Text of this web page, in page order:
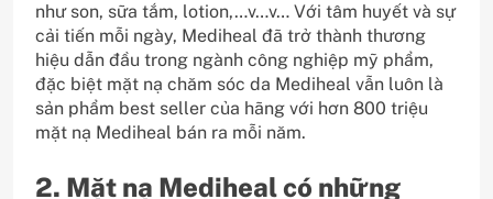
như son, sữa tắm, lotion,…v…v… Với tâm huyết và sự
cải tiến mỗi ngày, Mediheal đã trở thành thương
hiệu dẫn đầu trong ngành công nghiệp mỹ phẩm,
đặc biệt mặt nạ chăm sóc da Mediheal vẫn luôn là
sản phẩm best seller của hãng với hơn 800 triệu
mặt nạ Mediheal bán ra mỗi năm.
2. Mặt nạ Mediheal có những